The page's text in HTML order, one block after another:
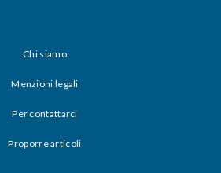
Chi siamo
Menzioni legali
Per contattarci
Proporre articoli